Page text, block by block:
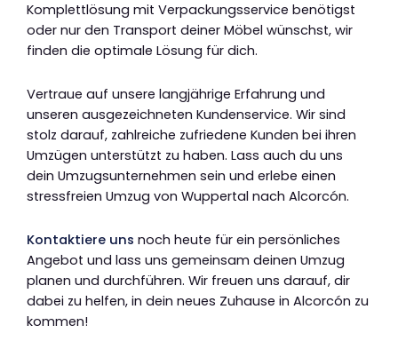
Komplettlösung mit Verpackungsservice benötigst
oder nur den Transport deiner Möbel wünschst, wir
finden die optimale Lösung für dich.
Vertraue auf unsere langjährige Erfahrung und
unseren ausgezeichneten Kundenservice. Wir sind
stolz darauf, zahlreiche zufriedene Kunden bei ihren
Umzügen unterstützt zu haben. Lass auch du uns
dein Umzugsunternehmen sein und erlebe einen
stressfreien Umzug von Wuppertal nach Alcorcón.
Kontaktiere uns noch heute für ein persönliches
Angebot und lass uns gemeinsam deinen Umzug
planen und durchführen. Wir freuen uns darauf, dir
dabei zu helfen, in dein neues Zuhause in Alcorcón zu
kommen!